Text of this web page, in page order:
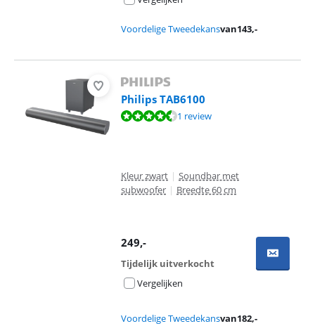
Voordelige Tweedekansvan143,-
Philips TAB6100
Beoordeling is 8,8 van de 10, gebaseerd op 1 review.
1 review
Kleur zwart | Soundbar met
subwoofer | Breedte 60 cm
249,-
Tijdelijk uitverkocht
Vergelijken
Voordelige Tweedekansvan182,-